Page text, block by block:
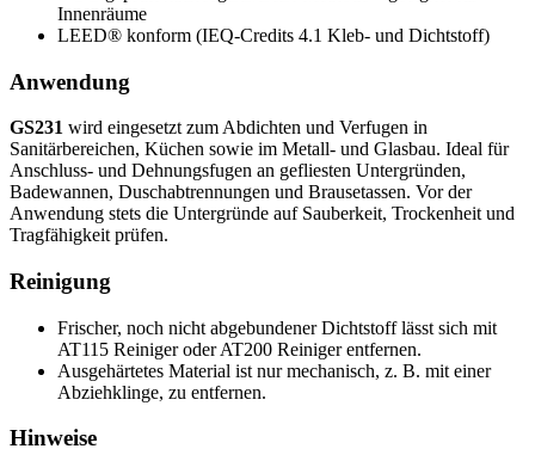
Innenräume
LEED® konform (IEQ-Credits 4.1 Kleb- und Dichtstoff)
Anwendung
GS231 wird eingesetzt zum Abdichten und Verfugen in
Sanitärbereichen, Küchen sowie im Metall- und Glasbau. Ideal für
Anschluss- und Dehnungsfugen an gefliesten Untergründen,
Badewannen, Duschabtrennungen und Brausetassen. Vor der
Anwendung stets die Untergründe auf Sauberkeit, Trockenheit und
Tragfähigkeit prüfen.
Reinigung
Frischer, noch nicht abgebundener Dichtstoff lässt sich mit
AT115 Reiniger oder AT200 Reiniger entfernen.
Ausgehärtetes Material ist nur mechanisch, z. B. mit einer
Abziehklinge, zu entfernen.
Hinweise